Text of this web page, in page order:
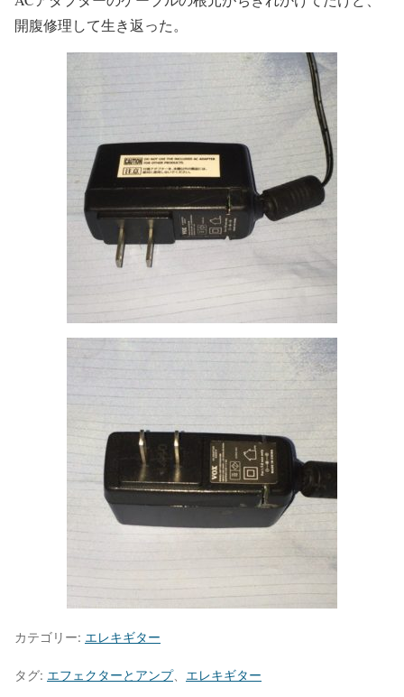
開腹修理して生き返った。
カテゴリー: エレキギター
タグ: エフェクターとアンプ、 エレキギター